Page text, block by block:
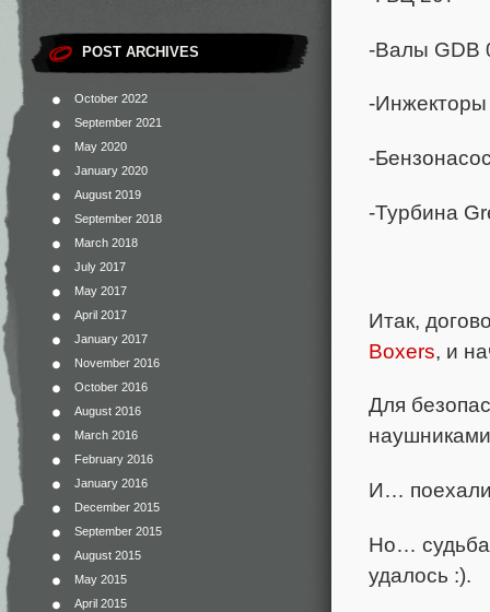
POST ARCHIVES
October 2022
September 2021
May 2020
January 2020
August 2019
September 2018
March 2018
July 2017
May 2017
April 2017
January 2017
November 2016
October 2016
August 2016
March 2016
February 2016
January 2016
December 2015
September 2015
August 2015
May 2015
April 2015
-Валы GDB
-
-
-Турбина
Итак,
Boxers, и
Для
И…
Но… судьба
удалось :).